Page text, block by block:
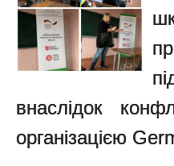
внаслідок
організацією